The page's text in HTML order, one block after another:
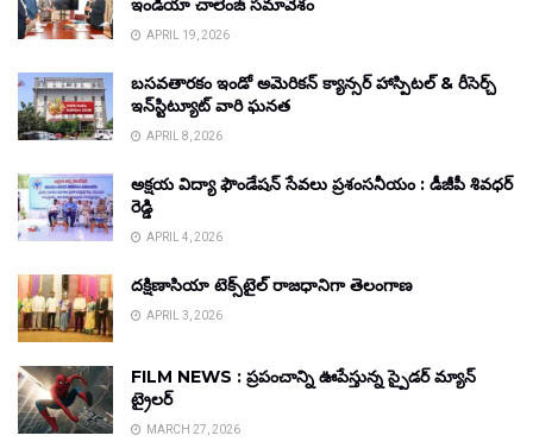
ఇండియా చాలెంజ్ సమావేశం
APRIL 19, 2026
బసవతారకం ఇండో అమెరికన్ క్యాన్సర్ హాస్పిటల్ & రీసెర్చ్
ఇన్‌స్టిట్యూట్ వారి ఘనత
APRIL 8, 2026
అక్షయ విద్యా ఫౌండేషన్ సేవలు ప్రశంసనీయం : డీజీపీ శివధర్
రెడ్డి
APRIL 4, 2026
దక్షిణాసియా టెక్స్‌టైల్ రాజధానిగా తెలంగాణ
APRIL 3, 2026
FILM NEWS : ప్రపంచాన్ని ఊపేస్తున్న స్పైడర్ మ్యాన్
ట్రైలర్
MARCH 27, 2026